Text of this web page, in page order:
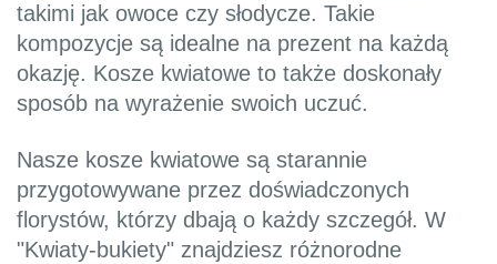
takimi jak owoce czy słodycze. Takie
kompozycje są idealne na prezent na każdą
okazję. Kosze kwiatowe to także doskonały
sposób na wyrażenie swoich uczuć.
Nasze kosze kwiatowe są starannie
przygotowywane przez doświadczonych
florystów, którzy dbają o każdy szczegół. W
"Kwiaty-bukiety" znajdziesz różnorodne